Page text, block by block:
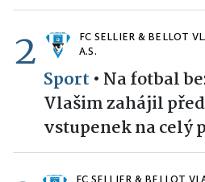
2
FC SELLIER & BELLOT
A.S.
Sport • Na fotbal
Vlašim zahájil
vstupenek na celý